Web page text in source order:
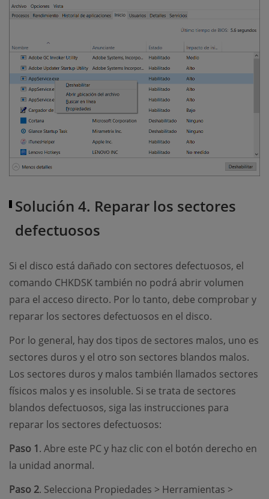
Solución 4. Reparar los sectores
defectuosos
Si el disco está dañado con sectores defectuosos, el
comando CHKDSK también no podrá abrir volumen
para el acceso directo. Por lo tanto, debe comprobar y
reparar los sectores defectuosos en el disco.
Por lo general, hay dos tipos de sectores malos, uno es
sectores duros y el otro son sectores blandos malos.
Los sectores duros y malos también llamados sectores
físicos malos y es insoluble. Si se trata de sectores
blandos defectuosos, siga las instrucciones para
reparar los sectores defectuosos:
Paso 1. Abre este PC y haz clic con el botón derecho en
la unidad anormal.
Paso 2. Selecciona Propiedades > Herramientas >